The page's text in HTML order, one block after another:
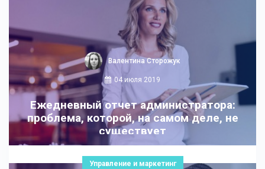
Валентина Сторожук
04 июля 2019
Ежедневный отчет администратора:
проблема, которой, на самом деле, не
существует
Управление и маркетинг